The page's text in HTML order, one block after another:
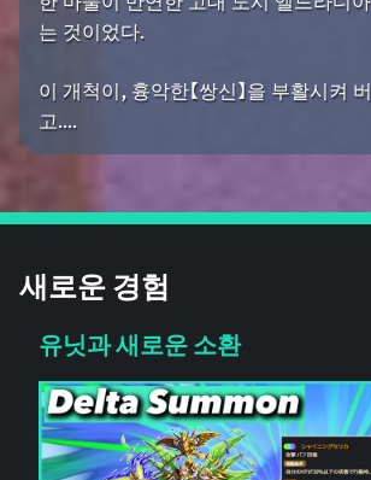
는 것이었다.
이 개척이, 흉악한【쌍신】을 부활시켜
고....
새로운 경험
유닛과 새로운 소환